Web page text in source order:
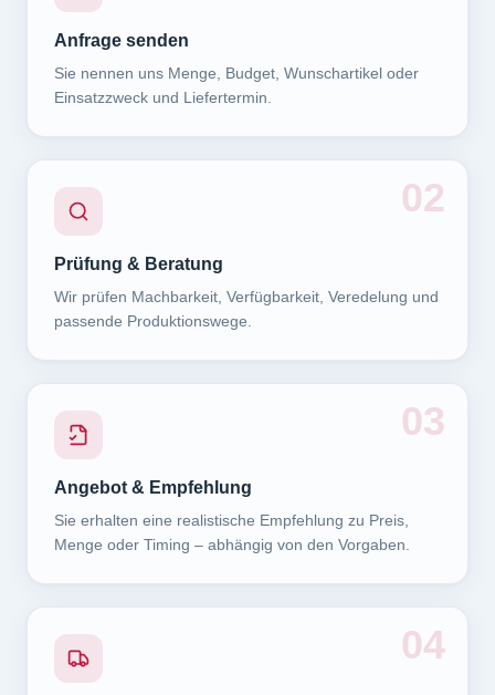
Anfrage senden
Sie nennen uns Menge, Budget, Wunschartikel oder
Einsatzzweck und Liefertermin.
02
Prüfung & Beratung
Wir prüfen Machbarkeit, Verfügbarkeit, Veredelung und
passende Produktionswege.
03
Angebot & Empfehlung
Sie erhalten eine realistische Empfehlung zu Preis,
Menge oder Timing – abhängig von den Vorgaben.
04